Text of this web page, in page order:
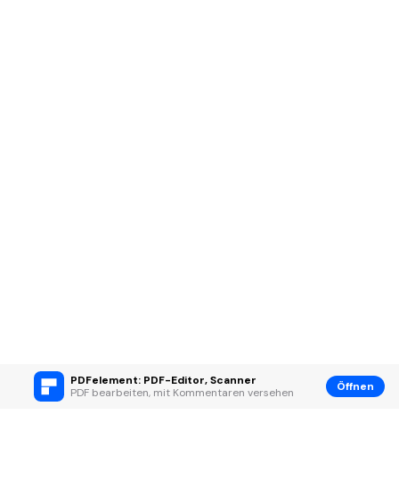
PDFelement: PDF-Editor, Scanner
PDF bearbeiten, mit Kommentaren versehen
Öffnen